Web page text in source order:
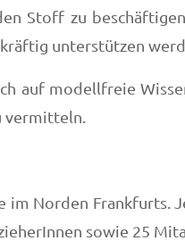
Stoff zu
unterstützen
modellfreie
vermitteln.
Norden Frankfurts.
sowie 25